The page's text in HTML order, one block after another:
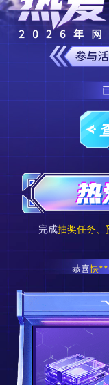
完成抽奖任务、
恭喜快
恭
恭喜柒**
恭喜h**i
恭喜
抹
恭喜
恭喜